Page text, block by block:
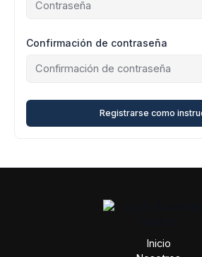
Confirmación de contraseña
Registrarse como
Inicio